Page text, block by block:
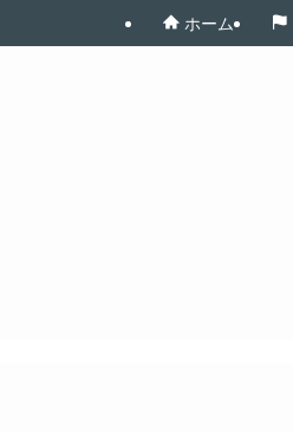
ホーム